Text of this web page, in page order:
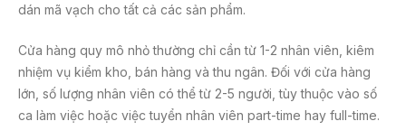
dán mã vạch cho tất cả các sản phẩm.
Cửa hàng quy mô nhỏ thường chỉ cần từ 1-2 nhân viên, kiêm
nhiệm vụ kiểm kho, bán hàng và thu ngân. Đối với cửa hàng
lớn, số lượng nhân viên có thể từ 2-5 người, tùy thuộc vào số
ca làm việc hoặc việc tuyển nhân viên part-time hay full-time.